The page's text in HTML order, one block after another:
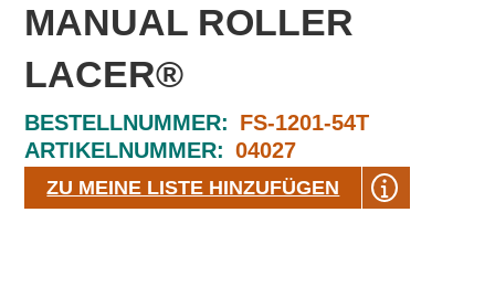
MANUAL ROLLER
LACER®
BESTELLNUMMER: FS-1201-54T
ARTIKELNUMMER: 04027
ZU MEINE LISTE HINZUFÜGEN